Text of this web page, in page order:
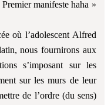
manifeste haha »
où l’adolescent Alfred
nous fournirons aux
s’imposant sur les
sur les murs de leur
de l’ordre (du sens)